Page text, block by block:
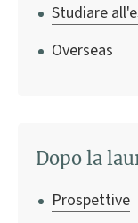
Studiare
Overseas
Dopo la
Prospettive